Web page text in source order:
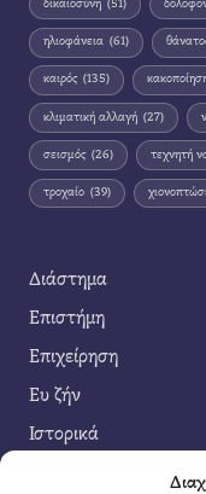
δικαιοσύνη (51)
ηλιοφάνεια (61)
καιρός (135)
κλιματική αλλαγή (27)
σεισμός (26) τεχνητή
τροχαίο (39)
Διάστημα
Επιστήμη
Επιχείρηση
Ευ ζήν
Ιστορικά